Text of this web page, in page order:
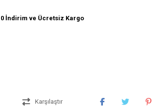
İndirim ve Ücretsiz Kargo
Karşılaştır